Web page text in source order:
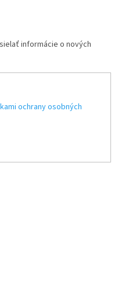
informácie o nových
ochrany osobných